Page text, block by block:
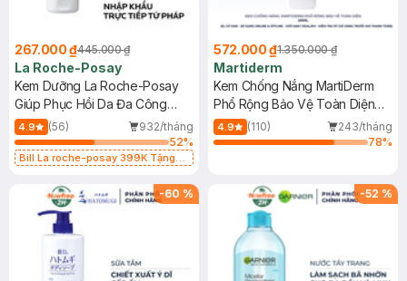
267.000 ₫445.000 ₫
La Roche-Posay
Kem Dưỡng La Roche-Posay
Giúp Phục Hồi Da Đa Công
Dụng 40ml
4.9 (56)
932/tháng
52%
Bill La roche-posay 399K Tặng
(SL có hạn)
572.000 ₫1.350.000 ₫
Martiderm
Kem Chống Nắng MartiDerm
Phổ Rộng Bảo Vệ Toàn Diện
40ml
4.9 (110)
243/tháng
78%
-60 % -52 %